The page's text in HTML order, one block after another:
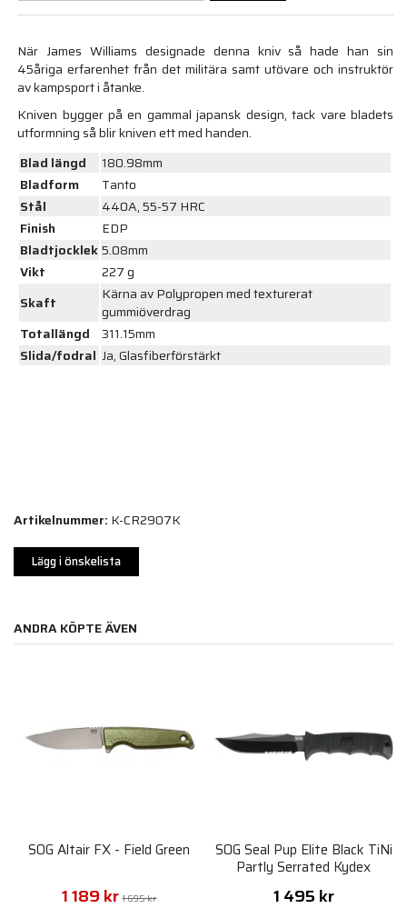
När James Williams designade denna kniv så hade han sin
45åriga erfarenhet från det militära samt utövare och instruktör
av kampsport i åtanke.
Kniven bygger på en gammal japansk design, tack vare bladets
utformning så blir kniven ett med handen.
Blad längd
180.98mm
Bladform
Tanto
Stål
440A, 55-57 HRC
Finish
EDP
Bladtjocklek5.08mm
Vikt
227 g
Skaft
Kärna av Polypropen med texturerat
gummiöverdrag
Totallängd
311.15mm
Slida/fodral Ja, Glasfiberförstärkt
Artikelnummer: K-CR2907K
Lägg i önskelista
ANDRA KÖPTE ÄVEN
SOG Altair FX - Field Green
1 189 kr 1 695 kr
SOG Seal Pup Elite Black TiNi
Partly Serrated Kydex
1 495 kr